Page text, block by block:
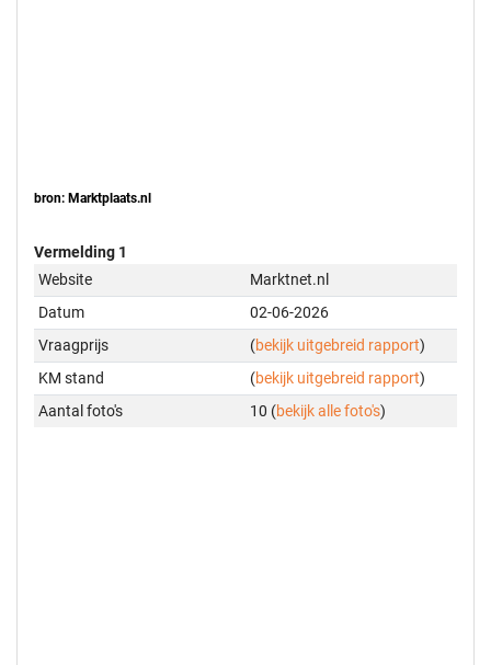
bron: Marktplaats.nl
Vermelding 1
Website
Marktnet.nl
Datum
02-06-2026
Vraagprijs
(bekijk uitgebreid rapport)
KM stand
(bekijk uitgebreid rapport)
Aantal foto's
10 (bekijk alle foto's)